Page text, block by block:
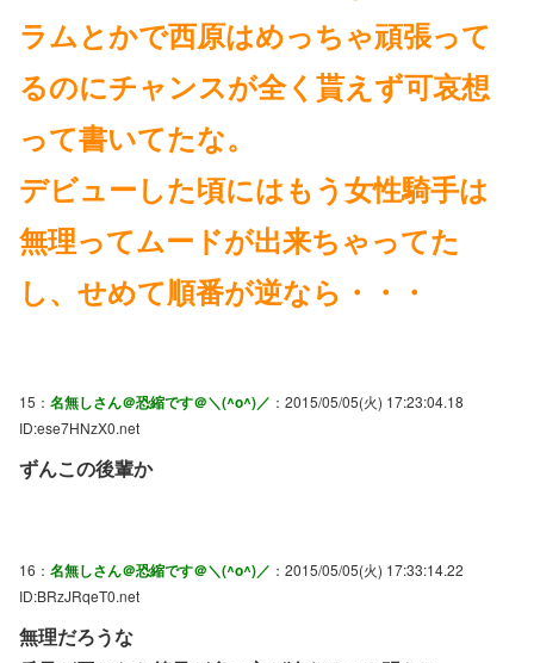
ラムとかで西原はめっちゃ頑張って
るのにチャンスが全く貰えず可哀想
って書いてたな。
デビューした頃にはもう女性騎手は
無理ってムードが出来ちゃってた
し、せめて順番が逆なら・・・
15： 名無しさん＠恐縮です＠＼(^o^)／ ：2015/05/05(火) 17:23:04.18
ID:ese7HNzX0.net
ずんこの後輩か
16： 名無しさん＠恐縮です＠＼(^o^)／ ：2015/05/05(火) 17:33:14.22
ID:BRzJRqeT0.net
無理だろうな